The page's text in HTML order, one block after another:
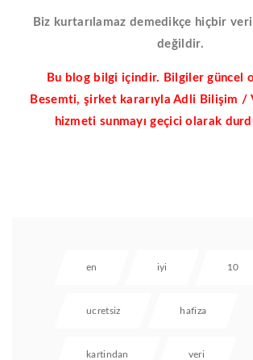
Biz kurtarılamaz demedikçe hiçbir
değildir.
Bu blog bilgi içindir. Bilgiler güncel
Besemti, şirket kararıyla Adli Bilişim /
hizmeti sunmayı geçici olarak
en iyi 10
ucretsiz hafiza
kartindan veri